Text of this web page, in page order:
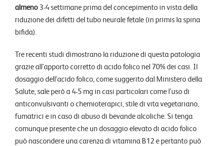
almeno 3-4 settimane prima del concepimento in vista della
riduzione dei difetti del tubo neurale fetale (in primis la spina
bifida).
Tre recenti studi dimostrano la riduzione di questa patologia
grazie all’apporto corretto di acido folico nel 70% dei casi. Il
dosaggio dell’acido folico, come suggerito dal Ministero della
Salute, sale però a 4-5 mg in casi particolari come l’uso di
anticonvulsivanti o chemioterapici, stile di vita vegetariano,
fumatrici e in caso di abuso di bevande alcoliche. Si tenga
comunque presente che un dosaggio elevato di acido folico
può nascondere una carenza di vitamina B12 e pertanto può